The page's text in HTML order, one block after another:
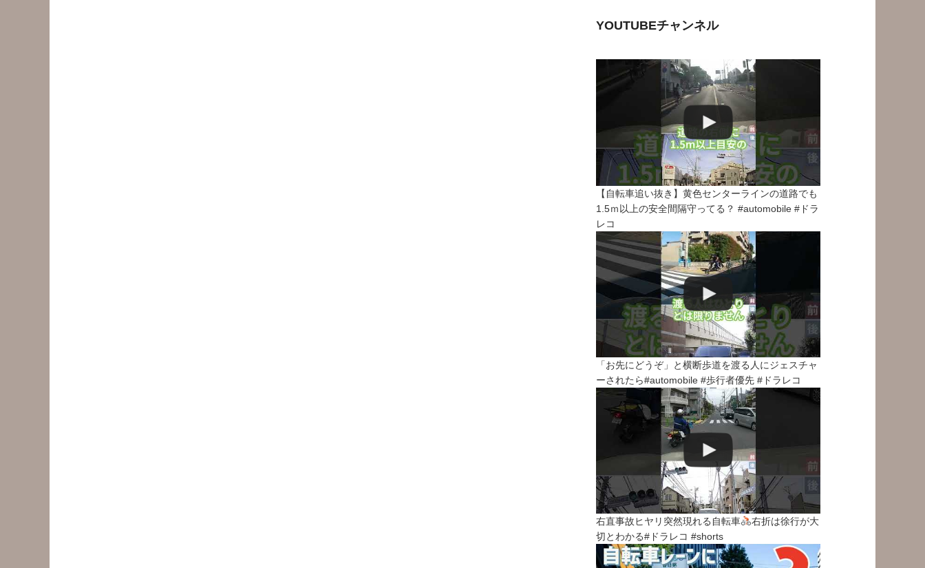
YOUTUBEチャンネル
【自転車追い抜き】黄色センターラインの道路でも
1.5ｍ以上の安全間隔守ってる？ #automobile #ドラ
レコ
「お先にどうぞ」と横断歩道を渡る人にジェスチャ
ーされたら#automobile #歩行者優先 #ドラレコ
右直事故ヒヤリ突然現れる自転車
右折は徐行が大
切とわかる#ドラレコ #shorts